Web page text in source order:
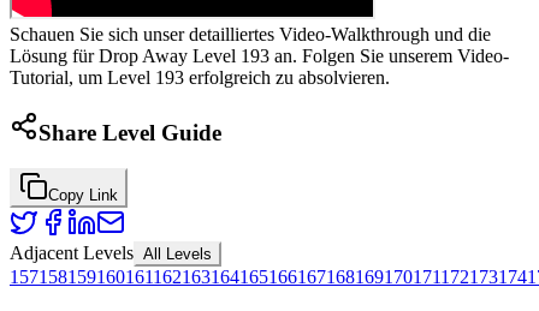
Schauen Sie sich unser detailliertes Video-Walkthrough und die
Lösung für Drop Away Level 193 an. Folgen Sie unserem Video-
Tutorial, um Level 193 erfolgreich zu absolvieren.
Share Level Guide
Copy Link
Adjacent Levels All Levels
157158159160161162163164165166167168169170171172173174